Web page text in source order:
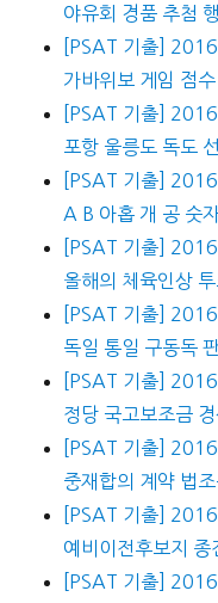
야유회 경품 추첨
[PSAT 기출]
가바위보 게임 점
[PSAT 기출]
포항 울릉도 독도
[PSAT 기출]
A B 아홉 개 공 숫
[PSAT 기출]
올해의 체육인상 투
[PSAT 기출]
독일 통일 구동독
[PSAT 기출]
정당 국고보조금
[PSAT 기출]
중재합의 계약 법조
[PSAT 기출]
예비이전후보지 종
[PSAT 기출]